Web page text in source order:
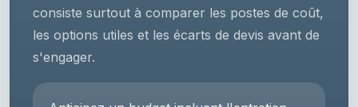
consiste surtout à comparer les postes de coût,
les options utiles et les écarts de devis avant de
s'engager.